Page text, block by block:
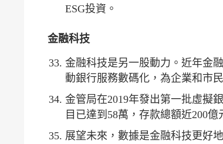
ESG投資。
金融科技
金融科技是另一股動力。近年金
動銀行服務數碼化，為企業和市
金管局在2019年發出第一批虛擬
目已達到58萬，存款總額近200
展望未來，數據是金融科技更好